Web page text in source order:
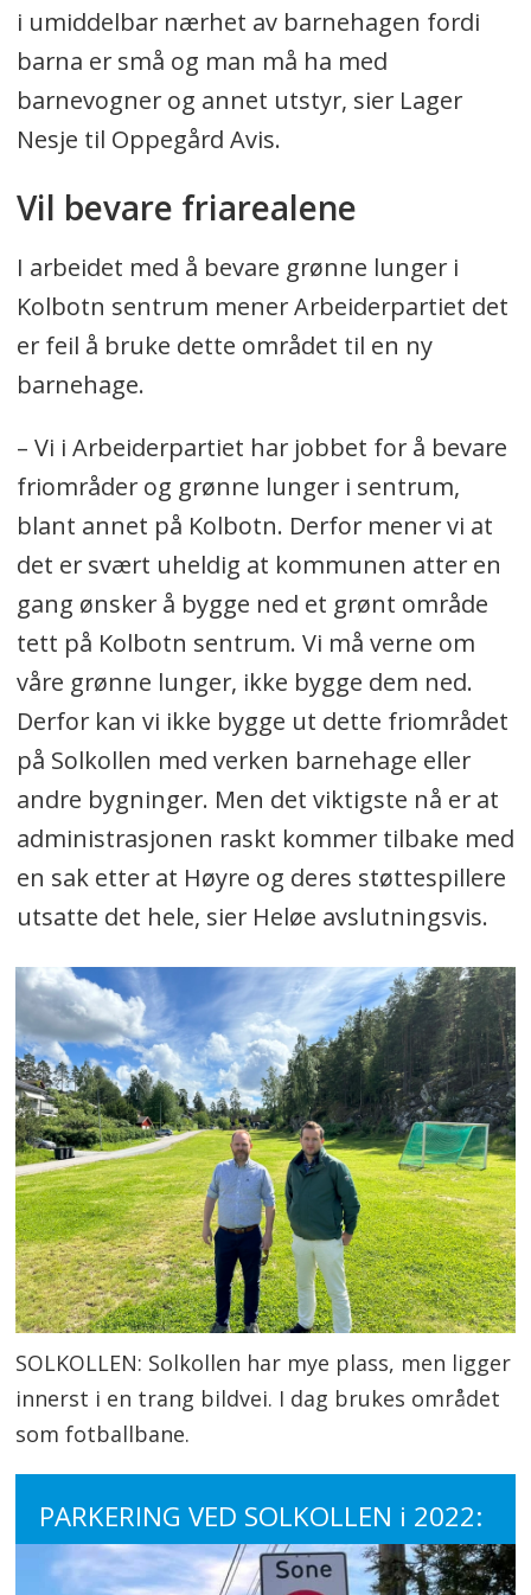
i umiddelbar nærhet av barnehagen fordi
barna er små og man må ha med
barnevogner og annet utstyr, sier Lager
Nesje til Oppegård Avis.
Vil bevare friarealene
I arbeidet med å bevare grønne lunger i
Kolbotn sentrum mener Arbeiderpartiet det
er feil å bruke dette området til en ny
barnehage.
– Vi i Arbeiderpartiet har jobbet for å bevare
friområder og grønne lunger i sentrum,
blant annet på Kolbotn. Derfor mener vi at
det er svært uheldig at kommunen atter en
gang ønsker å bygge ned et grønt område
tett på Kolbotn sentrum. Vi må verne om
våre grønne lunger, ikke bygge dem ned.
Derfor kan vi ikke bygge ut dette friområdet
på Solkollen med verken barnehage eller
andre bygninger. Men det viktigste nå er at
administrasjonen raskt kommer tilbake med
en sak etter at Høyre og deres støttespillere
utsatte det hele, sier Heløe avslutningsvis.
SOLKOLLEN: Solkollen har mye plass, men ligger
innerst i en trang bildvei. I dag brukes området
som fotballbane.
PARKERING VED SOLKOLLEN i 2022: